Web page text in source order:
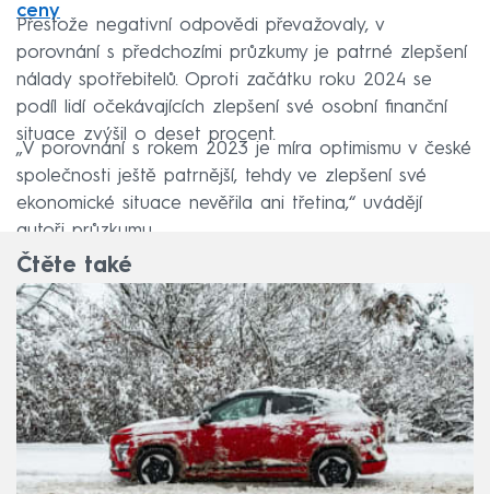
ceny
Přestože negativní odpovědi převažovaly, v
porovnání s předchozími průzkumy je patrné zlepšení
nálady spotřebitelů. Oproti začátku roku 2024 se
podíl lidí očekávajících zlepšení své osobní finanční
situace zvýšil o deset procent.
„V porovnání s rokem 2023 je míra optimismu v české
společnosti ještě patrnější, tehdy ve zlepšení své
ekonomické situace nevěřila ani třetina,“ uvádějí
autoři průzkumu.
Čtěte také